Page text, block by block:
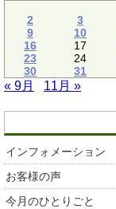
2
3
9
10
16
17
23
24
30
31
« 9月 11月 »
インフォメーション
お客様の声
今月のひとりごと